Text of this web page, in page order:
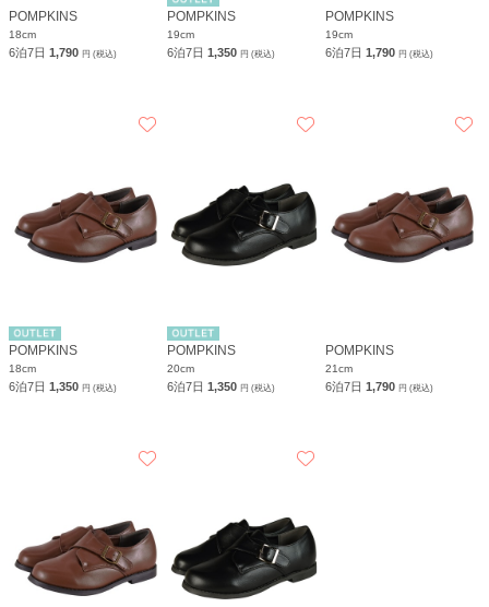
POMPKINS
18cm
6泊7日 1,790 円 (税込)
POMPKINS
19cm
6泊7日1,350円 (税込)
POMPKINS
19cm
6泊7日1,790円 (税込)
POMPKINS
18cm
6泊7日 1,350 円 (税込)
POMPKINS
20cm
6泊7日1,350円 (税込)
POMPKINS
21cm
6泊7日1,790円 (税込)